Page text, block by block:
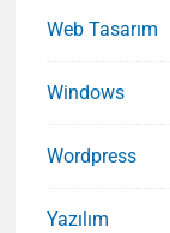
Web Tasarım
Windows
Wordpress
Yazılım